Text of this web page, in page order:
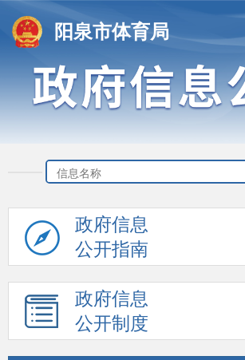
阳泉市体育局
政府信息
公开指南
政府信息
公开制度